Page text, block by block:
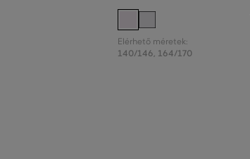
Elérhető méretek:
140/146, 164/170